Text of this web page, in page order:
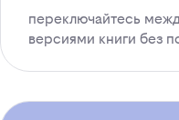
переключайтесь
версиями книги без